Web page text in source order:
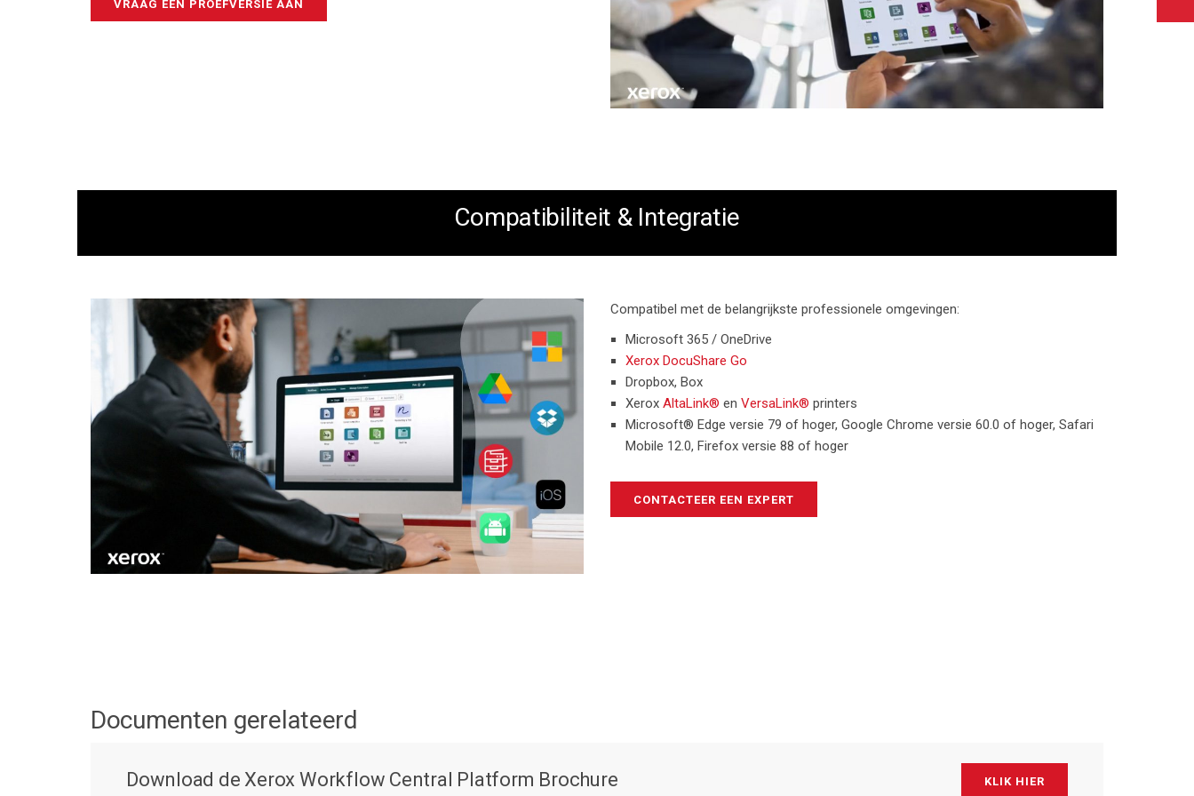
VRAAG EEN PROEFVERSIE AAN
Compatibiliteit & Integratie
Compatibel met de belangrijkste professionele omgevingen:
Microsoft 365 / OneDrive
Xerox DocuShare Go
Dropbox, Box
Xerox AltaLink® en VersaLink® printers
Microsoft® Edge versie 79 of hoger, Google Chrome versie 60.0 of hoger, Safari
Mobile 12.0, Firefox versie 88 of hoger
CONTACTEER EEN EXPERT
Documenten gerelateerd
Download de Xerox Workflow Central Platform Brochure KLIK HIER